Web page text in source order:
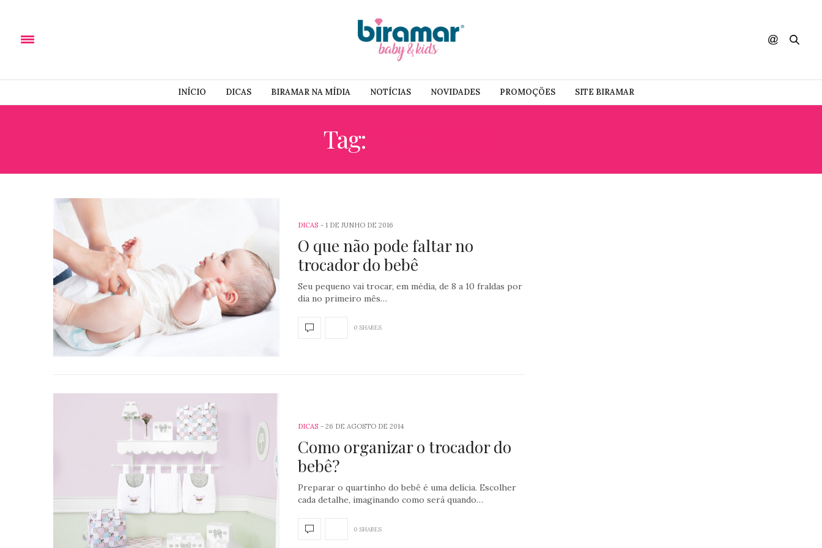
INÍCIO DICAS BIRAMAR NA MÍDIA NOTÍCIAS NOVIDADES PROMOÇÕES SITE BIRAMAR
Tag:
DICAS 1 DE JUNHO DE 2016
O que não pode faltar no
trocador do bebê
Seu pequeno vai trocar, em média, de 8 a 10 fraldas por
dia no primeiro mês…
0 SHARES
DICAS 26 DE AGOSTO DE 2014
Como organizar o trocador do
bebê?
Preparar o quartinho do bebê é uma delícia. Escolher
cada detalhe, imaginando como será quando…
0 SHARES